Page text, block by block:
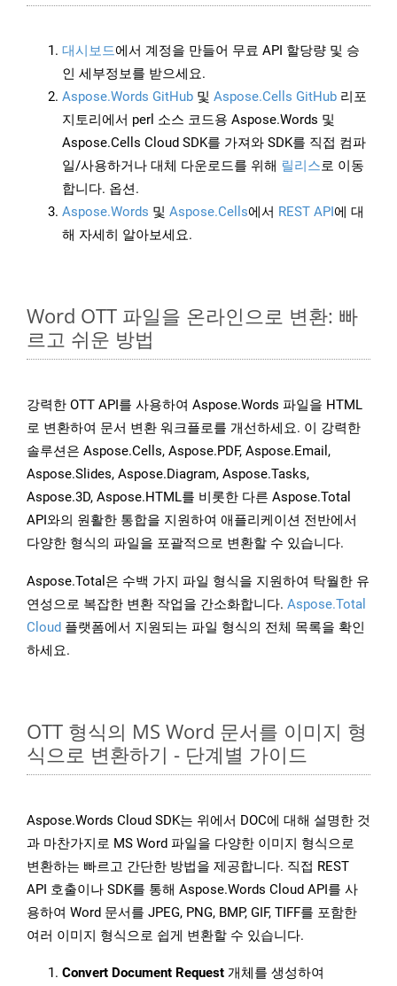
대시보드에서 계정을 만들어 무료 API 할당량 및 승
인 세부정보를 받으세요.
Aspose.Words GitHub 및 Aspose.Cells GitHub 리포
지토리에서 perl 소스 코드용 Aspose.Words 및
Aspose.Cells Cloud SDK를 가져와 SDK를 직접 컴파
일/사용하거나 대체 다운로드를 위해 릴리스로 이동
합니다. 옵션.
Aspose.Words 및 Aspose.Cells에서 REST API에 대
해 자세히 알아보세요.
Word OTT 파일을 온라인으로 변환: 빠
르고 쉬운 방법
강력한 OTT API를 사용하여 Aspose.Words 파일을 HTML
로 변환하여 문서 변환 워크플로를 개선하세요. 이 강력한
솔루션은 Aspose.Cells, Aspose.PDF, Aspose.Email,
Aspose.Slides, Aspose.Diagram, Aspose.Tasks,
Aspose.3D, Aspose.HTML를 비롯한 다른 Aspose.Total
API와의 원활한 통합을 지원하여 애플리케이션 전반에서
다양한 형식의 파일을 포괄적으로 변환할 수 있습니다.
Aspose.Total은 수백 가지 파일 형식을 지원하여 탁월한 유
연성으로 복잡한 변환 작업을 간소화합니다. Aspose.Total
Cloud 플랫폼에서 지원되는 파일 형식의 전체 목록을 확인
하세요.
OTT 형식의 MS Word 문서를 이미지 형
식으로 변환하기 - 단계별 가이드
Aspose.Words Cloud SDK는 위에서 DOC에 대해 설명한 것
과 마찬가지로 MS Word 파일을 다양한 이미지 형식으로
변환하는 빠르고 간단한 방법을 제공합니다. 직접 REST
API 호출이나 SDK를 통해 Aspose.Words Cloud API를 사
용하여 Word 문서를 JPEG, PNG, BMP, GIF, TIFF를 포함한
여러 이미지 형식으로 쉽게 변환할 수 있습니다.
Convert Document Request 개체를 생성하여